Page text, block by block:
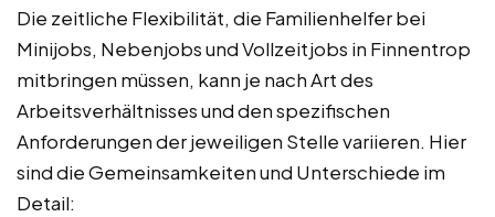
Die zeitliche Flexibilität, die Familienhelfer bei
Minijobs, Nebenjobs und Vollzeitjobs in Finnentrop
mitbringen müssen, kann je nach Art des
Arbeitsverhältnisses und den spezifischen
Anforderungen der jeweiligen Stelle variieren. Hier
sind die Gemeinsamkeiten und Unterschiede im
Detail: